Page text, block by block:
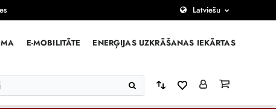
Latviešu
E-MOBILITĀTE ENERĢIJAS UZKRĀŠANAS IEKĀRTAS